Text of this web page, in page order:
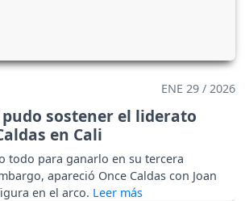
ENE 29 / 2026
sostener el liderato
en Cali
todo para ganarlo en su tercera
apareció Once Caldas con Joan
en el arco.